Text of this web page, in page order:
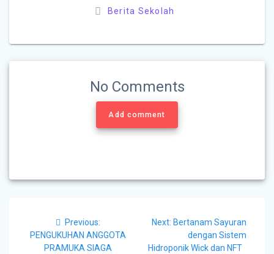
Berita Sekolah
No Comments
Add comment
Previous:
PENGUKUHAN ANGGOTA
PRAMUKA SIAGA
Next: Bertanam Sayuran
dengan Sistem
Hidroponik Wick dan NFT